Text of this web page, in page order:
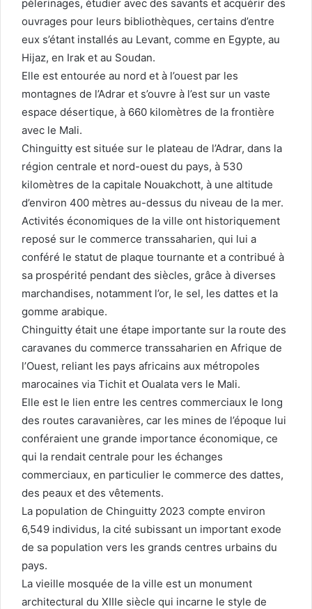
pèlerinages, étudier avec des savants et acquérir des
ouvrages pour leurs bibliothèques, certains d’entre
eux s’étant installés au Levant, comme en Egypte, au
Hijaz, en Irak et au Soudan.
Elle est entourée au nord et à l’ouest par les
montagnes de l’Adrar et s’ouvre à l’est sur un vaste
espace désertique, à 660 kilomètres de la frontière
avec le Mali.
Chinguitty est située sur le plateau de l’Adrar, dans la
région centrale et nord-ouest du pays, à 530
kilomètres de la capitale Nouakchott, à une altitude
d’environ 400 mètres au-dessus du niveau de la mer.
Activités économiques de la ville ont historiquement
reposé sur le commerce transsaharien, qui lui a
conféré le statut de plaque tournante et a contribué à
sa prospérité pendant des siècles, grâce à diverses
marchandises, notamment l’or, le sel, les dattes et la
gomme arabique.
Chinguitty était une étape importante sur la route des
caravanes du commerce transsaharien en Afrique de
l’Ouest, reliant les pays africains aux métropoles
marocaines via Tichit et Oualata vers le Mali.
Elle est le lien entre les centres commerciaux le long
des routes caravanières, car les mines de l’époque lui
conféraient une grande importance économique, ce
qui la rendait centrale pour les échanges
commerciaux, en particulier le commerce des dattes,
des peaux et des vêtements.
La population de Chinguitty 2023 compte environ
6,549 individus, la cité subissant un important exode
de sa population vers les grands centres urbains du
pays.
La vieille mosquée de la ville est un monument
architectural du XIIIe siècle qui incarne le style de